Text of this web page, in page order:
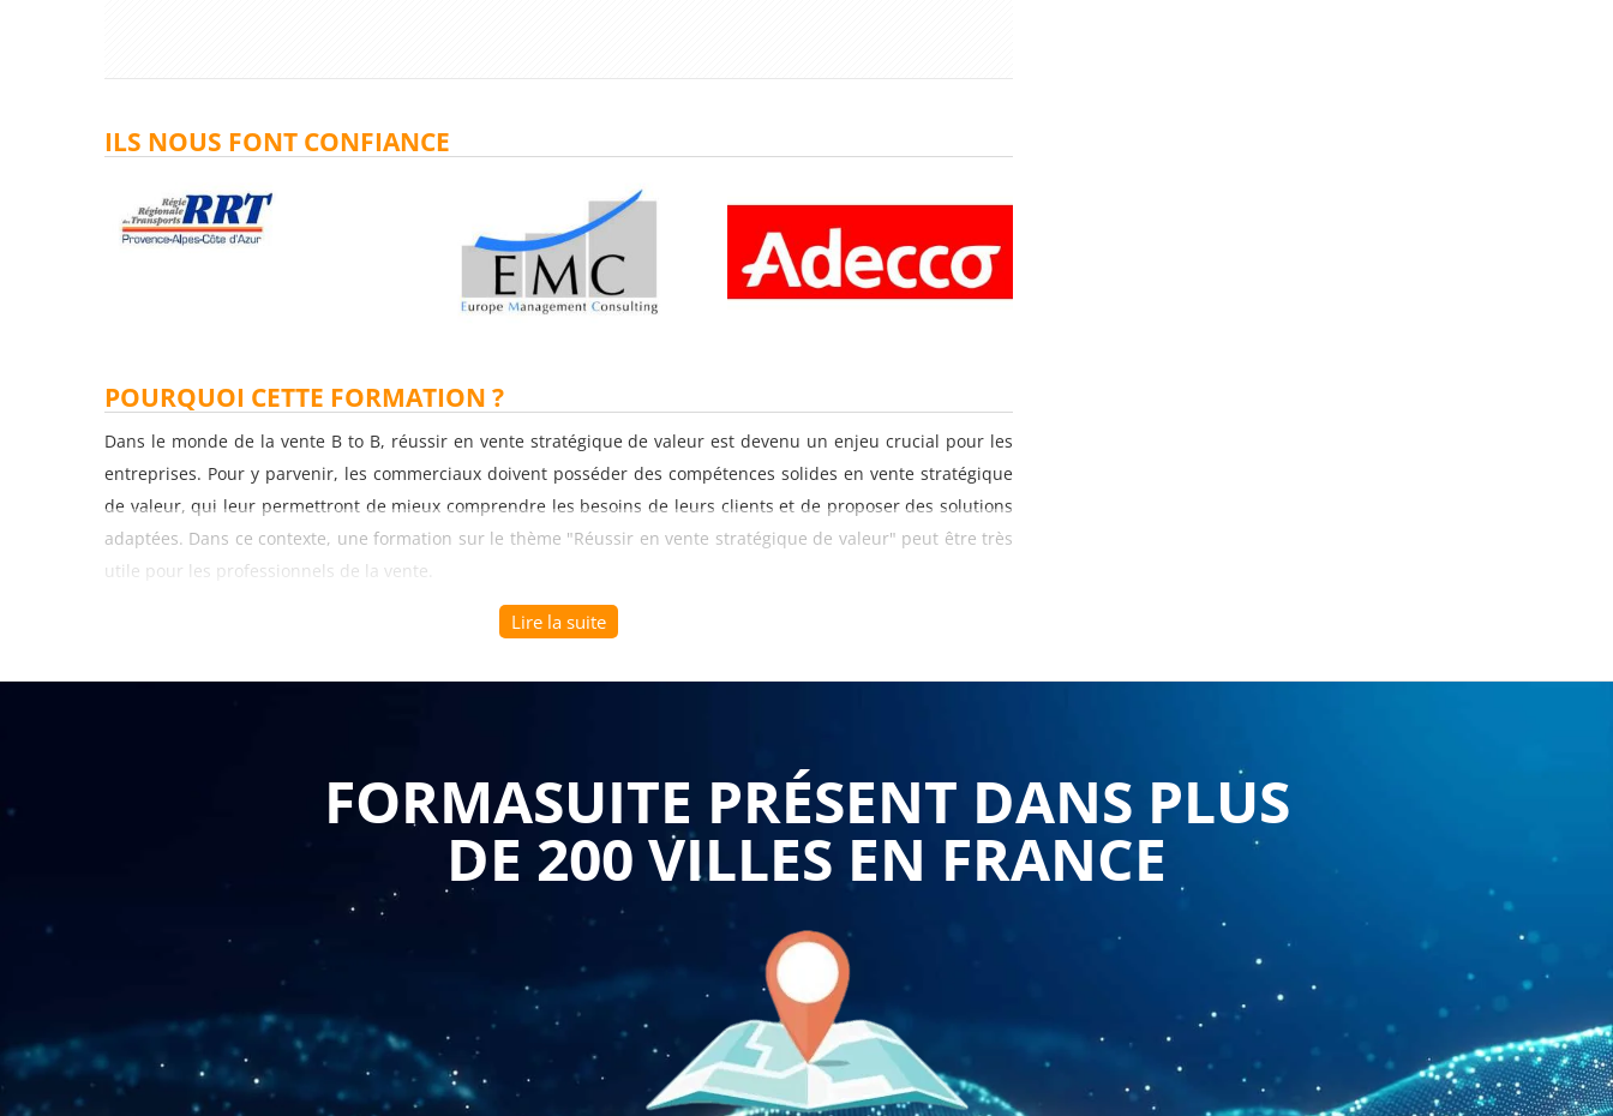
ILS NOUS FONT CONFIANCE
POURQUOI CETTE FORMATION ?
Dans le monde de la vente B to B, réussir en vente stratégique de valeur est devenu un enjeu crucial pour les
entreprises. Pour y parvenir, les commerciaux doivent posséder des compétences solides en vente stratégique
de valeur, qui leur permettront de mieux comprendre les besoins de leurs clients et de proposer des solutions
adaptées. Dans ce contexte, une formation sur le thème "Réussir en vente stratégique de valeur" peut être très
utile pour les professionnels de la vente.
Voici les principaux avantages de suivre une telle formation :
Compréhension des enjeux de la vente stratégique de valeur : Les formations permettent de mieux
Acquisition de compétences en communication : Les formations permettent d'acquérir des compétences
en communication indispensables pour réussir en vente stratégique de valeur. Les participants
apprennent à adapter leur communication en fonction de leur interlocuteur, à écouter activement, à
poser les bonnes questions, à exprimer leurs idées de manière claire et à résoudre les conflits.
Développement de compétences en organisation : Les formations permettent de développer des
compétences en organisation pour mieux gérer leur travail de vente stratégique de valeur. Les
participants apprennent à planifier leur journée, à hiérarchiser leurs tâches, à gérer leur temps
efficacement et à utiliser les outils numériques pour améliorer leur performance.
Amélioration de la productivité : Les formations permettent d'améliorer la productivité des
commerciaux en optimisant leur travail de vente stratégique de valeur. Les participants apprennent à
mieux cibler leurs interlocuteurs, à mieux comprendre leurs besoins, à préparer des propositions
commerciales adaptées, à négocier efficacement et à conclure des ventes rentables.
Développement du chiffre d'affaires : Les formations permettent de développer le chiffre d'affaires des
entreprises en optimisant les performances des commerciaux en vente stratégique de valeur. Les
participants apprennent à mieux cibler leur marché, à mieux comprendre les besoins de leurs clients, à
proposer des solutions adaptées, à négocier efficacement et à conclure des ventes rentables.
Lire la suite
FORMASUITE PRÉSENT DANS PLUS
DE 200 VILLES EN FRANCE